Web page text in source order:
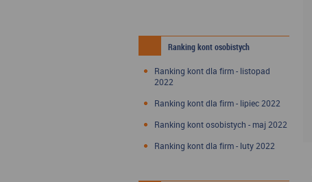
Ranking kont osobistych
Ranking kont dla firm - listopad
2022
Ranking kont dla firm - lipiec 2022
Ranking kont osobistych - maj 2022
Ranking kont dla firm - luty 2022